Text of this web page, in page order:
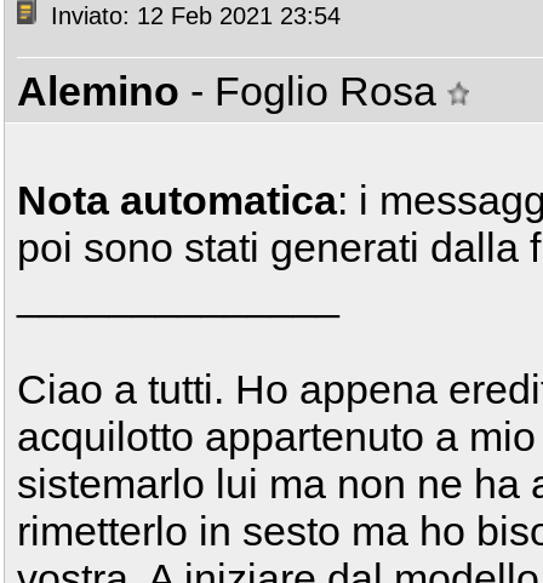
Inviato: 12 Feb 2021 23:54
Alemino - Foglio Rosa
Nota automatica: i
poi sono stati generati dalla
Ciao a tutti. Ho appena
acquilotto appartenuto a
sistemarlo lui ma non ne ha
rimetterlo in sesto ma ho